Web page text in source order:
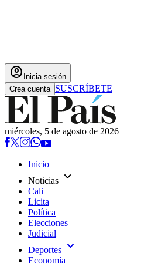
account_circle Inicia sesión
Crea cuenta SUSCRÍBETE
miércoles, 5 de agosto de 2026
Inicio
Noticias expand_more
Cali
Licita
Política
Elecciones
Judicial
Deportes expand_more
Economía